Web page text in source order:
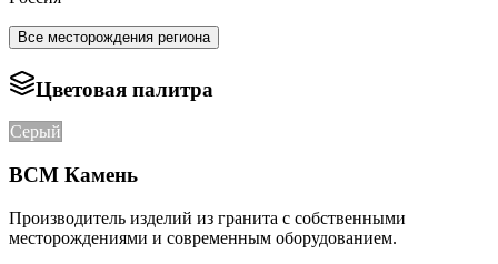
Все месторождения региона
Цветовая палитра
Серый
ВСМ Камень
Производитель изделий из гранита с собственными
месторождениями и современным оборудованием.